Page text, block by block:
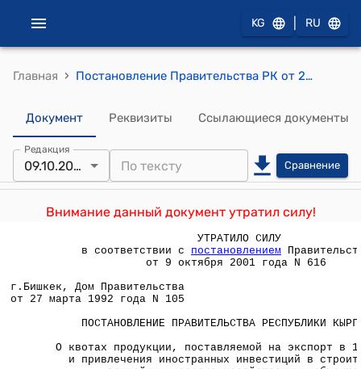
KG RU
Главная › Постановление Правительства РК от 27 марта 1992 года №105 "О квотах продукции, поставляемой на экспорт в 1992 году, и привлечения иностранных инвестиций в строительство важнейших народно-хозяйственных объектов"
Документ Реквизиты Ссылающиеся документы
Редакция
09.10.2001 Сравнение
Внимание данный документ утратил силу!